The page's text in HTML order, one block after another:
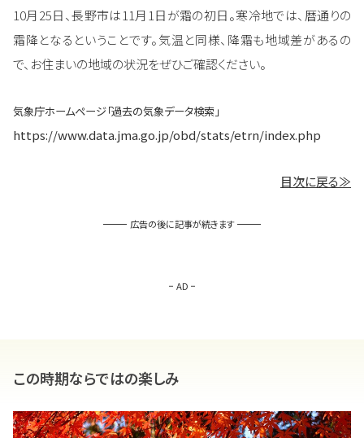
10月25日、長野市は11月1日が霜の初日。寒冷地では、暦通りの
霜降となるということです。気温と同様、降霜も地域差があるの
で、お住まいの地域の状況をぜひご確認ください。
気象庁ホームページ「過去の気象データ検索」
https://www.data.jma.go.jp/obd/stats/etrn/index.php
目次に戻る≫
広告の後に記事が続きます
AD
この時期ならではの楽しみ